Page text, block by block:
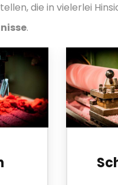
die in vielerlei
.